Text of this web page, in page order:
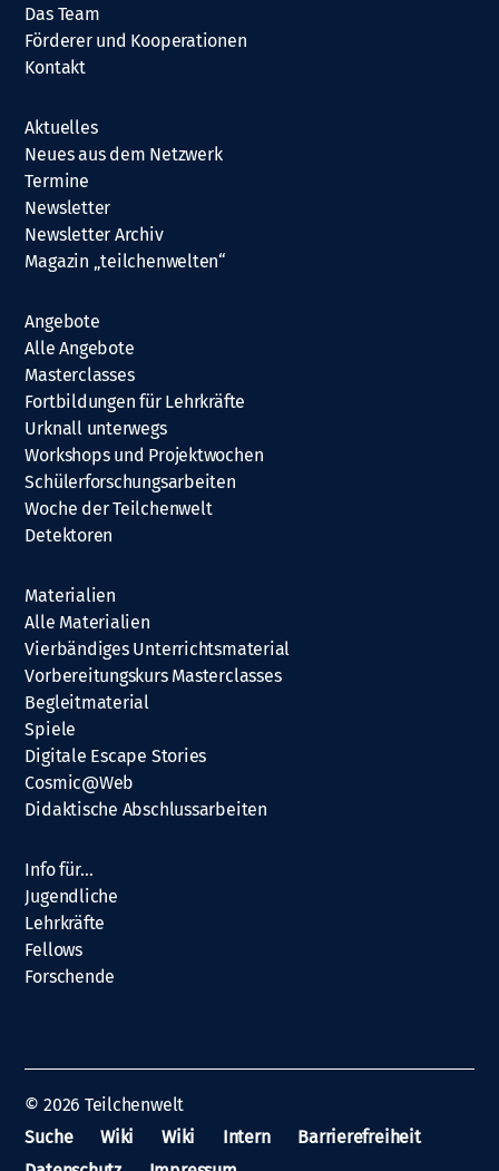
Das Team
Förderer und Kooperationen
Kontakt
Aktuelles
Neues aus dem Netzwerk
Termine
Newsletter
Newsletter Archiv
Magazin „teilchenwelten“
Angebote
Alle Angebote
Masterclasses
Fortbildungen für Lehrkräfte
Urknall unterwegs
Workshops und Projektwochen
Schülerforschungsarbeiten
Woche der Teilchenwelt
Detektoren
Materialien
Alle Materialien
Vierbändiges Unterrichtsmaterial
Vorbereitungskurs Masterclasses
Begleitmaterial
Spiele
Digitale Escape Stories
Cosmic@Web
Didaktische Abschlussarbeiten
Info für…
Jugendliche
Lehrkräfte
Fellows
Forschende
© 2026 Teilchenwelt
Suche
Wiki Wiki Intern
Barrierefreiheit